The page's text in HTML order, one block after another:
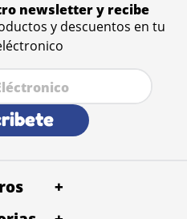
newsletter y recibe
y descuentos en tu
+